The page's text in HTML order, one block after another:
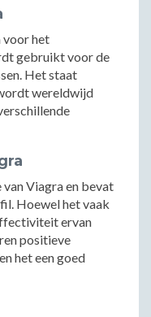
voor het
gebruikt voor de
Het staat
wereldwijd
van Viagra en bevat
Hoewel het vaak
ervan
positieve
het een goed